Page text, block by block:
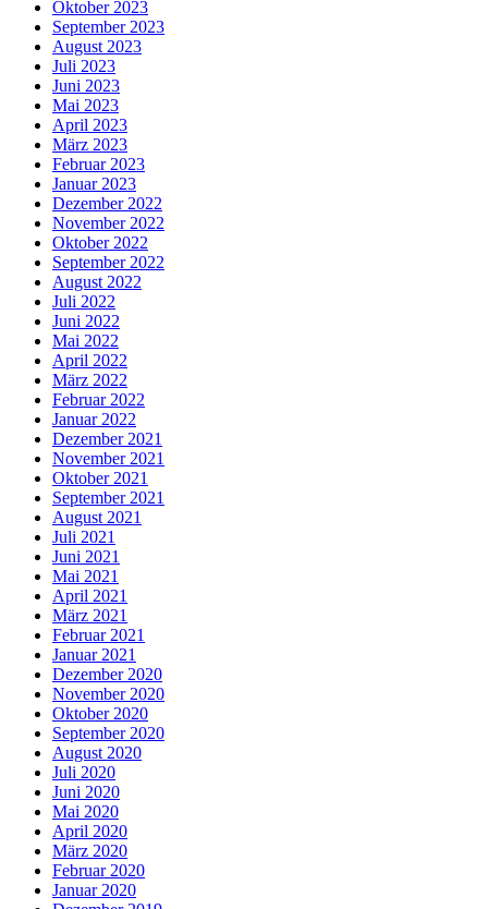
Oktober 2023
September 2023
August 2023
Juli 2023
Juni 2023
Mai 2023
April 2023
März 2023
Februar 2023
Januar 2023
Dezember 2022
November 2022
Oktober 2022
September 2022
August 2022
Juli 2022
Juni 2022
Mai 2022
April 2022
März 2022
Februar 2022
Januar 2022
Dezember 2021
November 2021
Oktober 2021
September 2021
August 2021
Juli 2021
Juni 2021
Mai 2021
April 2021
März 2021
Februar 2021
Januar 2021
Dezember 2020
November 2020
Oktober 2020
September 2020
August 2020
Juli 2020
Juni 2020
Mai 2020
April 2020
März 2020
Februar 2020
Januar 2020